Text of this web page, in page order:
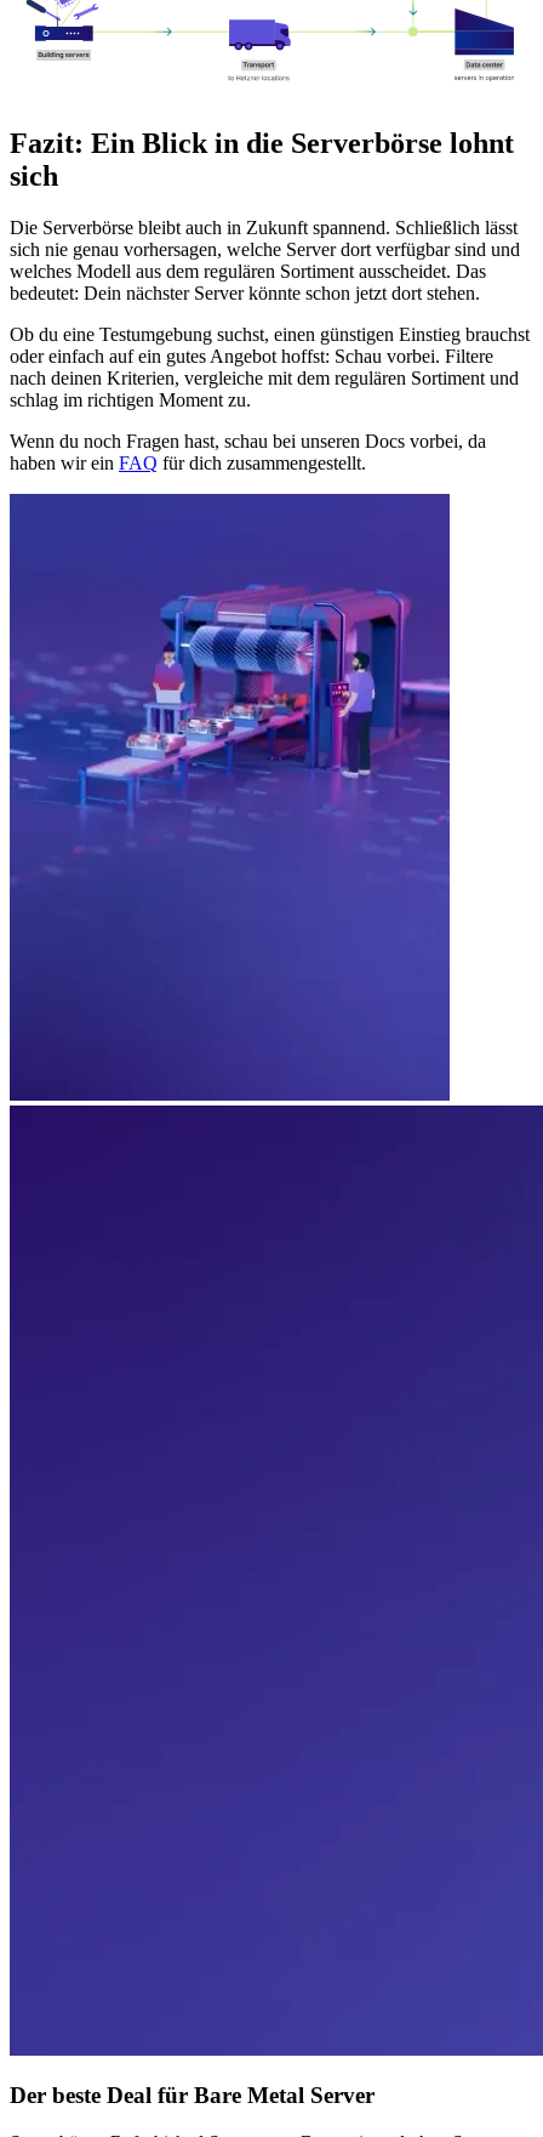
Fazit: Ein Blick in die Serverbörse lohnt
sich
Die Serverbörse bleibt auch in Zukunft spannend. Schließlich lässt
sich nie genau vorhersagen, welche Server dort verfügbar sind und
welches Modell aus dem regulären Sortiment ausscheidet. Das
bedeutet: Dein nächster Server könnte schon jetzt dort stehen.
Ob du eine Testumgebung suchst, einen günstigen Einstieg brauchst
oder einfach auf ein gutes Angebot hoffst: Schau vorbei. Filtere
nach deinen Kriterien, vergleiche mit dem regulären Sortiment und
schlag im richtigen Moment zu.
Wenn du noch Fragen hast, schau bei unseren Docs vorbei, da
haben wir ein FAQ für dich zusammengestellt.
Der beste Deal für Bare Metal Server